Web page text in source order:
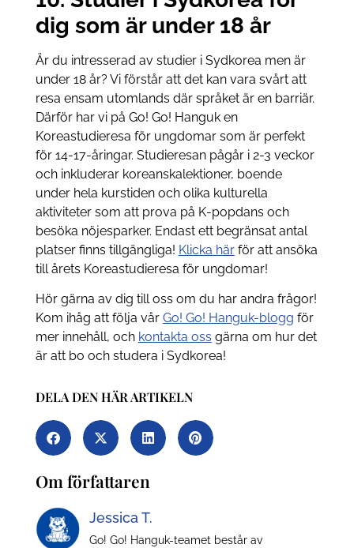
dig som är under 18 år
Är du intresserad av studier i Sydkorea men är
under 18 år? Vi förstår att det kan vara svårt att
resa ensam utomlands där språket är en barriär.
Därför har vi på Go! Go! Hanguk en
Koreastudieresa för ungdomar som är perfekt
för 14-17-åringar. Studieresan pågår i 2-3 veckor
och inkluderar koreanskalektioner, boende
under hela kurstiden och olika kulturella
aktiviteter som att prova på K-popdans och
besöka nöjesparker. Endast ett begränsat antal
platser finns tillgängliga! Klicka härför att ansöka
till årets Koreastudieresa för ungdomar!
Hör gärna av dig till oss om du har andra frågor!
Kom ihåg att följa vår Go! Go! Hanguk-blogg för
mer innehåll, och kontakta oss gärna om hur det
är att bo och studera i Sydkorea!
DELA DEN HÄR ARTIKELN
Om författaren
Jessica T.
Go! Go! Hanguk-teamet består av